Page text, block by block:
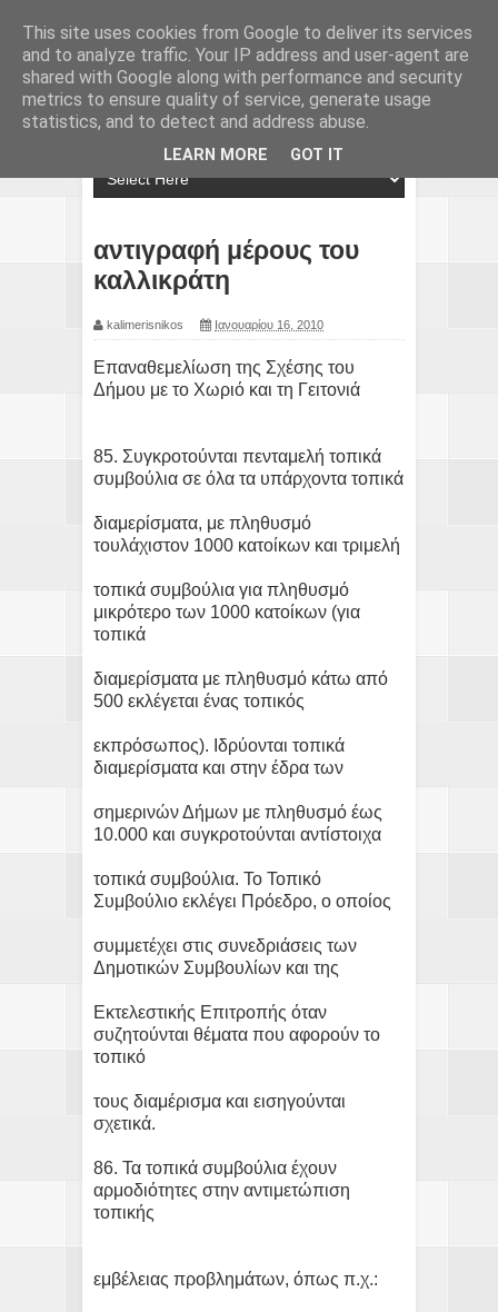
αντιγραφή μέρους του
καλλικράτη
kalimerisnikos Ιανουαρίου 16, 2010
Επαναθεμελίωση της Σχέσης του
Δήμου με το Χωριό και τη Γειτονιά
85. Συγκροτούνται πενταμελή τοπικά
συμβούλια σε όλα τα υπάρχοντα τοπικά
διαμερίσματα, με πληθυσμό
τουλάχιστον 1000 κατοίκων και τριμελή
τοπικά συμβούλια για πληθυσμό
μικρότερο των 1000 κατοίκων (για
τοπικά
διαμερίσματα με πληθυσμό κάτω από
500 εκλέγεται ένας τοπικός
εκπρόσωπος). Ιδρύονται τοπικά
διαμερίσματα και στην έδρα των
σημερινών Δήμων με πληθυσμό έως
10.000 και συγκροτούνται αντίστοιχα
τοπικά συμβούλια. Το Τοπικό
Συμβούλιο εκλέγει Πρόεδρο, ο οποίος
συμμετέχει στις συνεδριάσεις των
Δημοτικών Συμβουλίων και της
Εκτελεστικής Επιτροπής όταν
συζητούνται θέματα που αφορούν το
τοπικό
τους διαμέρισμα και εισηγούνται
σχετικά.
86. Τα τοπικά συμβούλια έχουν
αρμοδιότητες στην αντιμετώπιση
τοπικής
εμβέλειας προβλημάτων, όπως π.χ.:
This site uses cookies from Google to deliver its services
and to analyze traffic. Your IP address and user-agent are
shared with Google along with performance and security
metrics to ensure quality of service, generate usage
statistics, and to detect and address abuse.
LEARN MORE GOT IT